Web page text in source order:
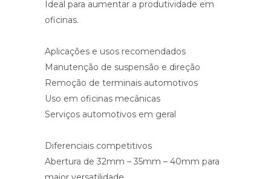
Ideal para aumentar a produtividade em
oficinas.
Aplicações e usos recomendados
Manutenção de suspensão e direção
Remoção de terminais automotivos
Uso em oficinas mecânicas
Serviços automotivos em geral
Diferenciais competitivos
Abertura de 32mm – 35mm – 40mm para